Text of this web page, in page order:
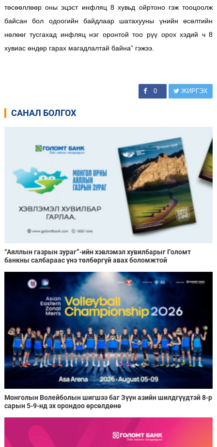
төсөөллөөр оны эцэст инфляц 8 хувьд ойртоно гэж тооцоолж
байсан бол одоогийн байдлаар шатахууны үнийн өсөлтийн
нөлөөг тусгахад инфляц нэг оронтой тоо рүү орох хэдий ч 8
хувиас өндөр гарах магадлалтай байна” гэжээ.
0 ЖИРГЭХ
САНАЛ БОЛГОХ
“Аяллын газрын зураг”-ийн хэвлэмэл хувилбарыг Голомт
банкны салбараас үнэ төлбөргүй авах боломжтой
Монголын Волейболын шигшээ баг Зүүн азийн шилдгүүдтэй 8-р
сарын 5-9-нд эх орондоо өрсөлдөнө